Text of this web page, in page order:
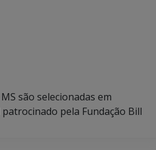
são selecionadas em
pela Fundação Bill